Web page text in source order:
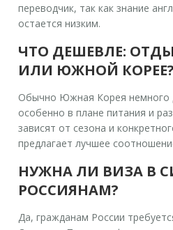
переводчик, так как знание
остается низким.
ЧТО ДЕШЕВЛЕ:
ИЛИ ЮЖНОЙ КОРЕЕ?
Обычно Южная Корея немного
особенно в плане питания и
зависят от сезона и
предлагает лучшее
НУЖНА ЛИ ВИЗА В
РОССИЯНАМ?
Да, гражданам России